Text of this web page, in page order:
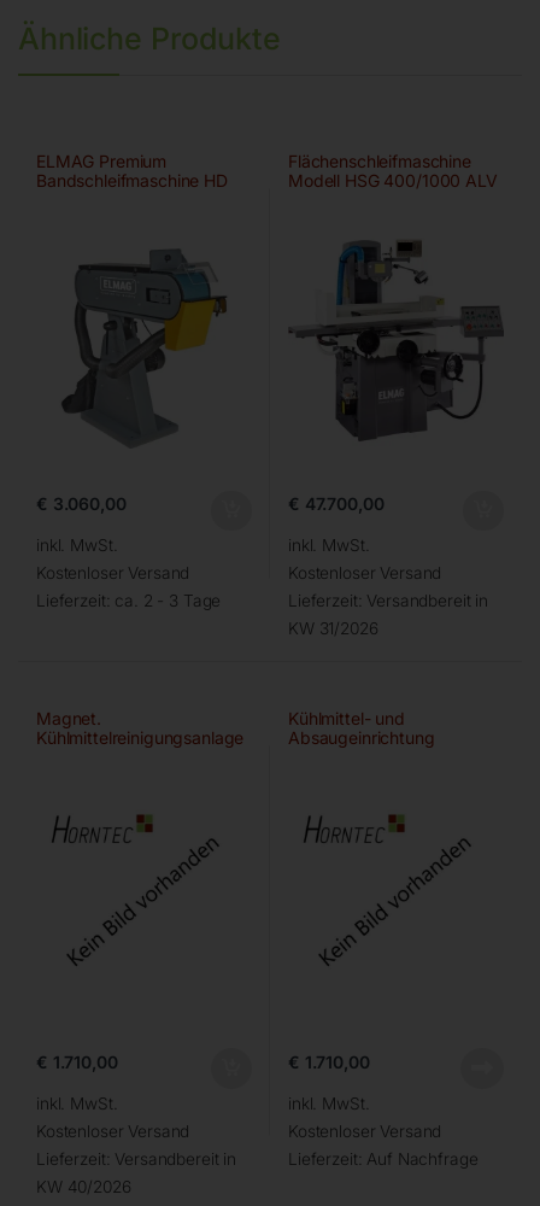
Ähnliche Produkte
ELMAG Premium
Bandschleifmaschine HD
€ 3.060,00
inkl. MwSt.
Kostenloser Versand
Lieferzeit: ca. 2 - 3 Tage
Flächenschleifmaschine
Modell HSG 400/1000 ALV
€ 47.700,00
inkl. MwSt.
Kostenloser Versand
Lieferzeit: Versandbereit in
KW 31/2026
Magnet.
Kühlmittelreinigungsanlage
€ 1.710,00
inkl. MwSt.
Kostenloser Versand
Lieferzeit: Versandbereit in
KW 40/2026
Kühlmittel- und
Absaugeinrichtung
€ 1.710,00
inkl. MwSt.
Kostenloser Versand
Lieferzeit: Auf Nachfrage